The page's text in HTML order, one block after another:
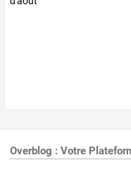
Overblog : Votre